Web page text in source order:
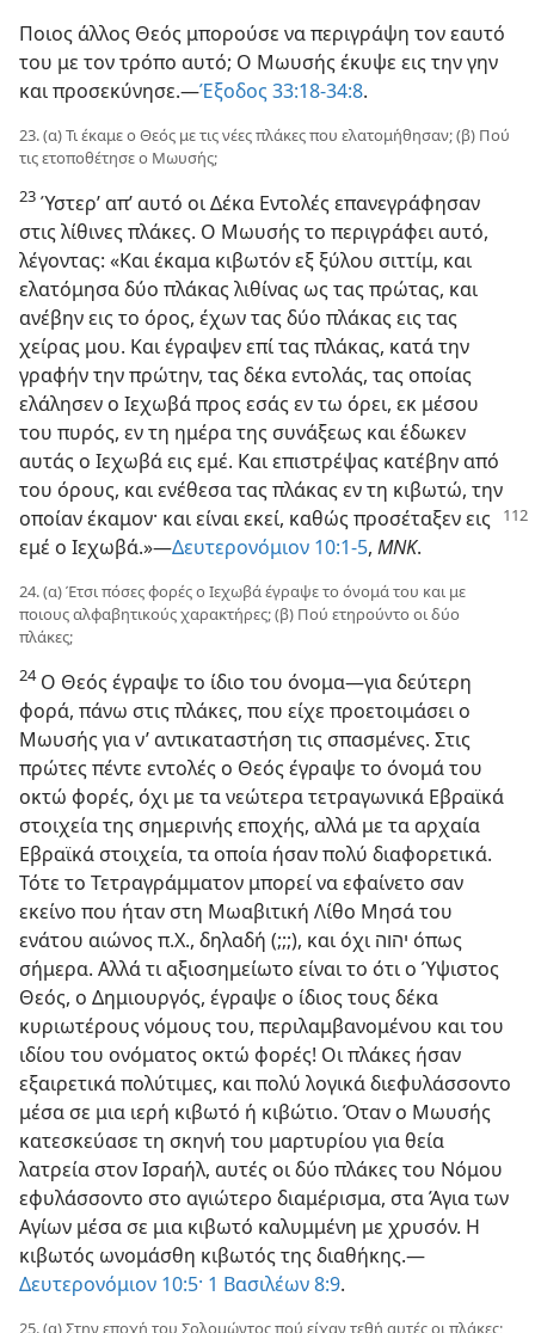
Ποιος άλλος Θεός μπορούσε να περιγράψη τον εαυτό
του με τον τρόπο αυτό; Ο Μωυσής έκυψε εις την γην
και προσεκύνησε.—Έξοδος 33:18-34:8.
23. (α) Τι έκαμε ο Θεός με τις νέες πλάκες που ελατομήθησαν; (β) Πού
τις ετοποθέτησε ο Μωυσής;
23 Ύστερ’ απ’ αυτό οι Δέκα Εντολές επανεγράφησαν
στις λίθινες πλάκες. Ο Μωυσής το περιγράφει αυτό,
λέγοντας: «Και έκαμα κιβωτόν εξ ξύλου σιττίμ, και
ελατόμησα δύο πλάκας λιθίνας ως τας πρώτας, και
ανέβην εις το όρος, έχων τας δύο πλάκας εις τας
χείρας μου. Και έγραψεν επί τας πλάκας, κατά την
γραφήν την πρώτην, τας δέκα εντολάς, τας οποίας
ελάλησεν ο Ιεχωβά προς εσάς εν τω όρει, εκ μέσου
του πυρός, εν τη ημέρα της συνάξεως και έδωκεν
αυτάς ο Ιεχωβά εις εμέ. Και επιστρέψας κατέβην από
του όρους, και ενέθεσα τας πλάκας εν τη κιβωτώ, την
οποίαν έκαμον· και είναι εκεί, καθώς προσέταξεν εις
εμέ ο Ιεχωβά.»—Δευτερονόμιον 10:1-5, ΜΝΚ.
24. (α) Έτσι πόσες φορές ο Ιεχωβά έγραψε το όνομά του και με
ποιους αλφαβητικούς χαρακτήρες; (β) Πού ετηρούντο οι δύο
πλάκες;
24Ο Θεός έγραψε το ίδιο του όνομα—για δεύτερη
φορά, πάνω στις πλάκες, που είχε προετοιμάσει ο
Μωυσής για ν’ αντικαταστήση τις σπασμένες. Στις
πρώτες πέντε εντολές ο Θεός έγραψε το όνομά του
οκτώ φορές, όχι με τα νεώτερα τετραγωνικά Εβραϊκά
στοιχεία της σημερινής εποχής, αλλά με τα αρχαία
Εβραϊκά στοιχεία, τα οποία ήσαν πολύ διαφορετικά.
Τότε το Τετραγράμματον μπορεί να εφαίνετο σαν
εκείνο που ήταν στη Μωαβιτική Λίθο Μησά του
ενάτου αιώνος π.Χ., δηλαδή (;;;), και όχι יהוה όπως
σήμερα. Αλλά τι αξιοσημείωτο είναι το ότι ο Ύψιστος
Θεός, ο Δημιουργός, έγραψε ο ίδιος τους δέκα
κυριωτέρους νόμους του, περιλαμβανομένου και του
ιδίου του ονόματος οκτώ φορές! Οι πλάκες ήσαν
εξαιρετικά πολύτιμες, και πολύ λογικά διεφυλάσσοντο
μέσα σε μια ιερή κιβωτό ή κιβώτιο. Όταν ο Μωυσής
κατεσκεύασε τη σκηνή του μαρτυρίου για θεία
λατρεία στον Ισραήλ, αυτές οι δύο πλάκες του Νόμου
εφυλάσσοντο στο αγιώτερο διαμέρισμα, στα Άγια των
Αγίων μέσα σε μια κιβωτό καλυμμένη με χρυσόν. Η
κιβωτός ωνομάσθη κιβωτός της διαθήκης.—
Δευτερονόμιον 10:5· 1 Βασιλέων 8:9.
25. (α) Στην εποχή του Σολομώντος πού είχαν τεθή αυτές οι πλάκες;